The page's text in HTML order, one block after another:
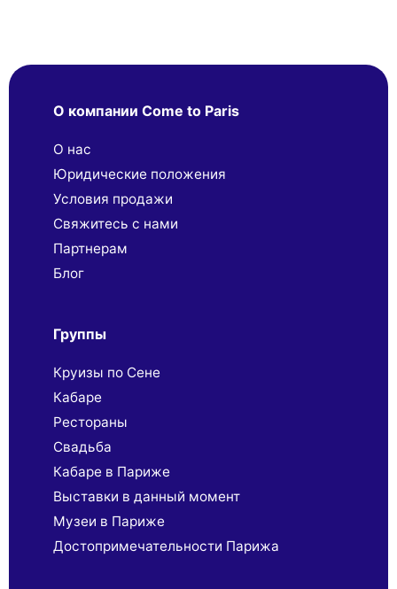
О компании Come to Paris
О нас
Юридические положения
Условия продажи
Свяжитесь с нами
Партнерaм
Блог
Группы
Круизы по Сене
Кабаре
Рестораны
Свадьба
Кабаре в Париже
Выставки в данный момент
Музеи в Париже
Достопримечательности Парижа